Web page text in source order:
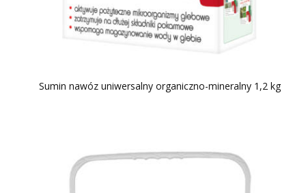
Sumin nawóz uniwersalny organiczno-mineralny 1,2 kg